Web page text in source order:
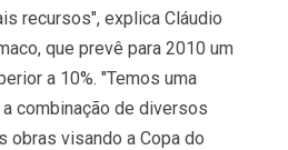
recursos", explica Cláudio
que prevê para 2010 um
a 10%. "Temos uma
combinação de diversos
obras visando a Copa do